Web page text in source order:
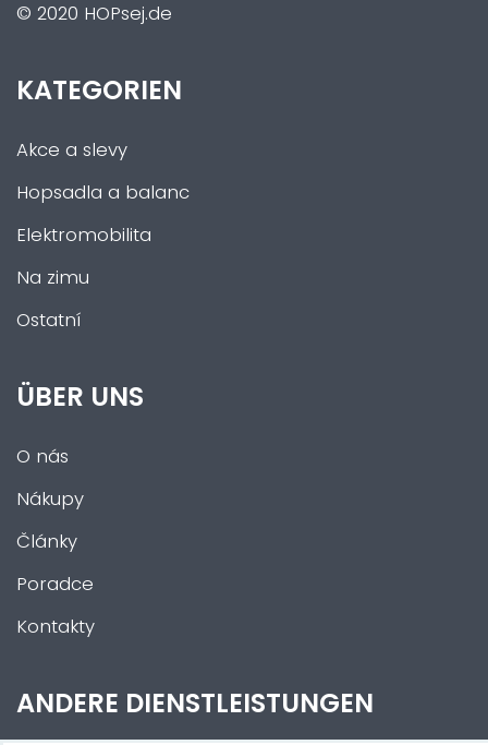
© 2020 HOPsej.de
KATEGORIEN
Akce a slevy
Hopsadla a balanc
Elektromobilita
Na zimu
Ostatní
ÜBER UNS
O nás
Nákupy
Články
Poradce
Kontakty
ANDERE DIENSTLEISTUNGEN